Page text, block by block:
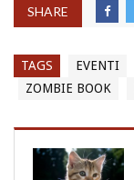
SHARE
TAGS EVENTI
ZOMBIE BOOK